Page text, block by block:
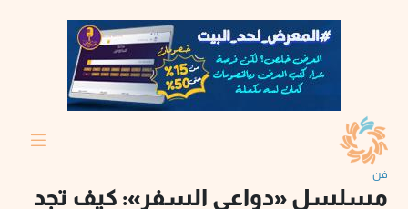
فن
مسلسل «دواعي السفر»: كيف تجد